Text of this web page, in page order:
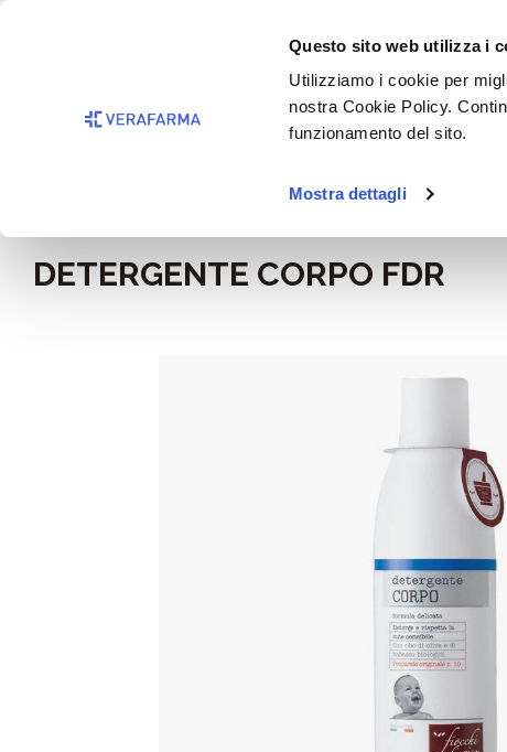
Questo sito web utilizza i
Utilizziamo i cookie per
nostra Cookie Policy.
funzionamento del sito.
Mostra dettagli
Passa alla navigazione principale
DETERGENTE CORPO FDR